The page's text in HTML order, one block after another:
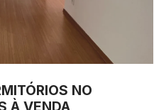
NO
À VENDA